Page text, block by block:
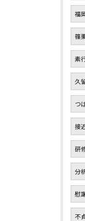
福
篠
素
久
つ
接
研
分
慰
不